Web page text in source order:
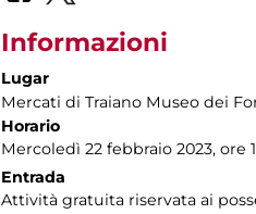
Informazioni
Lugar
Mercati di Traiano Museo dei
Horario
Mercoledì 22 febbraio 2023, ore
Entrada
Attività gratuita riservata ai